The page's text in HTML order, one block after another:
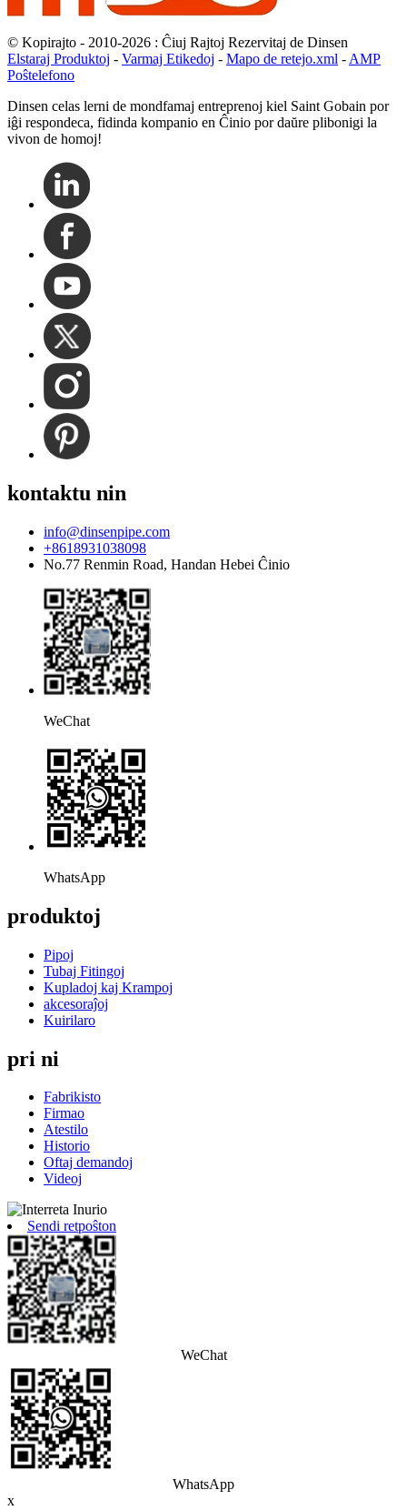
© Kopirajto - 2010-2026 : Ĉiuj Rajtoj Rezervitaj de Dinsen
Elstaraj Produktoj - Varmaj Etikedoj - Mapo de retejo.xml - AMP
Poŝtelefono
Dinsen celas lerni de mondfamaj entreprenoj kiel Saint Gobain por
iĝi respondeca, fidinda kompanio en Ĉinio por daŭre plibonigi la
vivon de homoj!
kontaktu nin
info@dinsenpipe.com
+8618931038098
No.77 Renmin Road, Handan Hebei Ĉinio
WeChat
WhatsApp
produktoj
Pipoj
Tubaj Fitingoj
Kupladoj kaj Krampoj
akcesoraĵoj
Kuirilaro
pri ni
Fabrikisto
Firmao
Atestilo
Historio
Oftaj demandoj
Videoj
Sendi retpoŝton
WeChat
WhatsApp
x